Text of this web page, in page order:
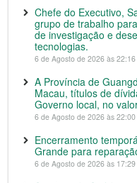
Chefe do Executivo,
grupo de trabalho
de investigação e
tecnologias.
6 de Agosto de 2026 às 22:16
A Província de
Macau, títulos de
Governo local, no
6 de Agosto de 2026 às 22:00
Encerramento
Grande para
6 de Agosto de 2026 às 17:29